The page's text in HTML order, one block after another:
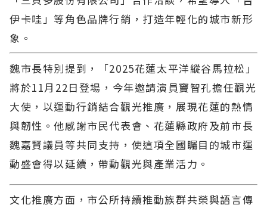
伊卡哇」等角色品牌行銷，打造年輕化的城市新形
象。
魏市長特別提到，「2025花蓮太平洋縱谷馬拉松」
將於11月22日登場，今年邀請演員竇智孔擔任觀光
大使，以運動行銷結合觀光推廣，展現花蓮的熱情
與韌性。他感謝市民代表會、花蓮縣政府及前市長
魏嘉賢議員等共同支持，使這項全國矚目的城市運
動盛會得以延續，帶動觀光與產業活力。
文化推廣方面，市公所持續推動族群共榮與語言傳